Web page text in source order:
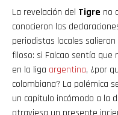
La revelación del Tigre no
conocieron las
periodistas locales
filoso: si Falcao sentía que
en la liga argentina, ¿por
colombiana? La polémica
un capítulo incómodo a la